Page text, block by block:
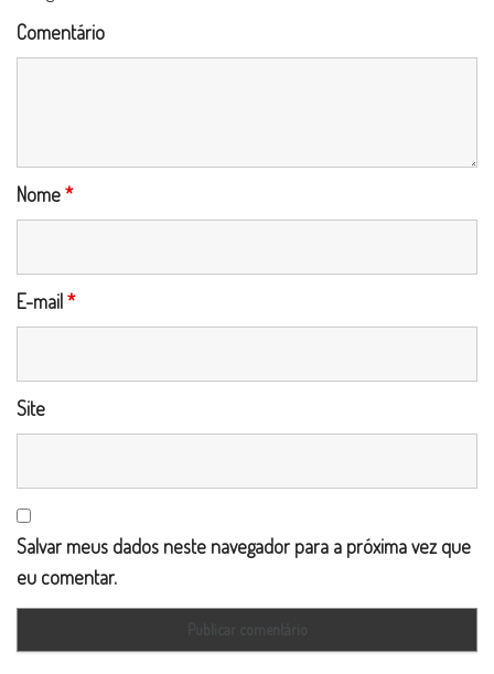
Comentário
Nome*
E-mail*
Site
Salvar meus dados neste navegador para a próxima vez que
eu comentar.